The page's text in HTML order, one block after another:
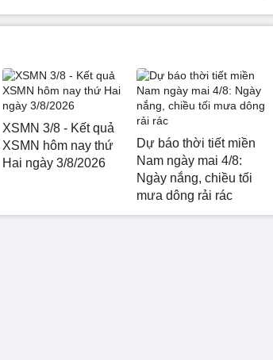
XSMN 3/8 - Kết quả
XSMN hôm nay thứ
Hai ngày 3/8/2026
Dự báo thời tiết miền
Nam ngày mai 4/8:
Ngày nắng, chiều tối
mưa dông rải rác